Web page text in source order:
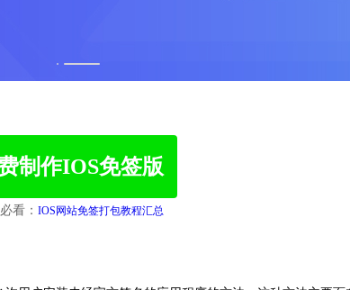
制作IOS免签版
看： IOS网站免签打包教程汇总